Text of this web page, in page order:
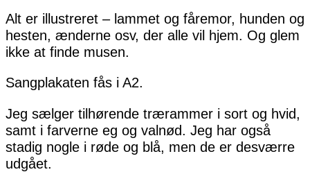
Alt er illustreret – lammet og fåremor, hunden og
hesten, ænderne osv, der alle vil hjem. Og glem
ikke at finde musen.
Sangplakaten fås i A2.
Jeg sælger tilhørende trærammer i sort og hvid,
samt i farverne eg og valnød. Jeg har også
stadig nogle i røde og blå, men de er desværre
udgået.